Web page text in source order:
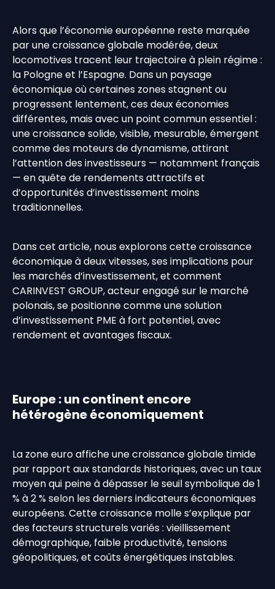
Alors que l’économie européenne reste marquée
par une croissance globale modérée, deux
locomotives tracent leur trajectoire à plein régime :
la Pologne et l’Espagne. Dans un paysage
économique où certaines zones stagnent ou
progressent lentement, ces deux économies
différentes, mais avec un point commun essentiel :
une croissance solide, visible, mesurable, émergent
comme des moteurs de dynamisme, attirant
l’attention des investisseurs — notamment français
— en quête de rendements attractifs et
d’opportunités d’investissement moins
traditionnelles.
Dans cet article, nous explorons cette croissance
économique à deux vitesses, ses implications pour
les marchés d’investissement, et comment
CARINVEST GROUP, acteur engagé sur le marché
polonais, se positionne comme une solution
d’investissement PME à fort potentiel, avec
rendement et avantages fiscaux.
Europe : un continent encore
hétérogène économiquement
La zone euro affiche une croissance globale timide
par rapport aux standards historiques, avec un taux
moyen qui peine à dépasser le seuil symbolique de 1
% à 2 % selon les derniers indicateurs économiques
européens. Cette croissance molle s’explique par
des facteurs structurels variés : vieillissement
démographique, faible productivité, tensions
géopolitiques, et coûts énergétiques instables.